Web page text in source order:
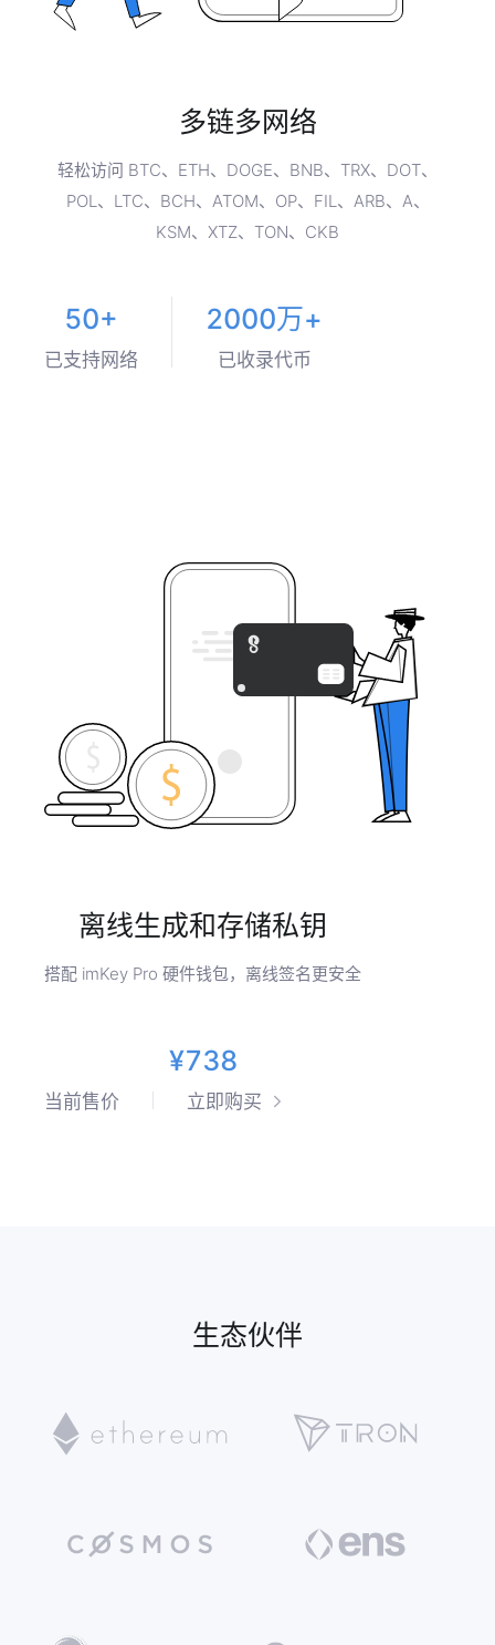
多链多网络
轻松访问 BTC、ETH、DOGE、BNB、TRX、DOT、
POL、LTC、BCH、ATOM、OP、FIL、ARB、A、
KSM、XTZ、TON、CKB
50+
已支持网络
2000万+
已收录代币
离线生成和存储私钥
搭配 imKey Pro 硬件钱包，离线签名更安全
¥738
当前售价 立即购买
生态伙伴